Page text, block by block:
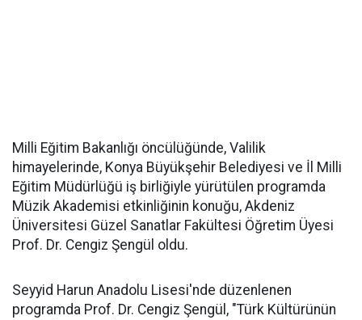
Milli Eğitim Bakanlığı öncülüğünde, Valilik
himayelerinde, Konya Büyükşehir Belediyesi ve İl Milli
Eğitim Müdürlüğü iş birliğiyle yürütülen programda
Müzik Akademisi etkinliğinin konuğu, Akdeniz
Üniversitesi Güzel Sanatlar Fakültesi Öğretim Üyesi
Prof. Dr. Cengiz Şengül oldu.
Seyyid Harun Anadolu Lisesi'nde düzenlenen
programda Prof. Dr. Cengiz Şengül, "Türk Kültürünün